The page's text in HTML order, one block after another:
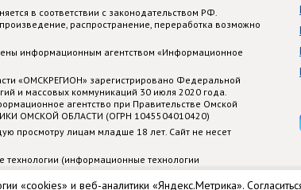
«cookies» и веб-аналитики «Яндекс.Метрика».
в соответствии с законодательством РФ.
распространение, переработка возможно
информационным агентством «Информационное
«ОМСКРЕГИОН» зарегистрировано Федеральной
и массовых коммуникаций 30 июля 2020 года.
агентство при Правительстве Омской
ОМСКОЙ ОБЛАСТИ (ОГРН 1045504010420)
просмотру лицам младше 18 лет. Сайт не несет
(информационные технологии
и анализа сведений, относящихся к предпочтениям
Федерации)